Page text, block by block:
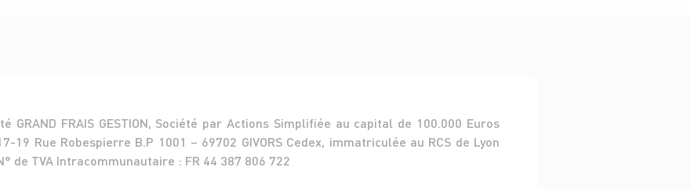
GRAND FRAIS GESTION, Société par Actions Simplifiée au capital de 100.000 Euros
19 Rue Robespierre B.P 1001 – 69702 GIVORS Cedex, immatriculée au RCS de Lyon
de TVA Intracommunautaire : FR 44 387 806 722